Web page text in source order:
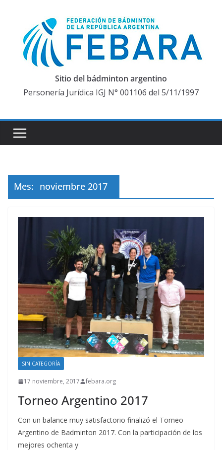
contenido
Sitio del bádminton argentino
Personería Jurídica IGJ N° 001106 del 5/11/1997
Mes: noviembre 2017
SIN CATEGORÍA
17 noviembre, 2017 febara.org
Torneo Argentino 2017
Con un balance muy satisfactorio finalizó el Torneo
Argentino de Badminton 2017. Con la participación de los
mejores ochenta y